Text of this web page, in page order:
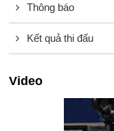
Thông báo
Kết quả thi đấu
Video